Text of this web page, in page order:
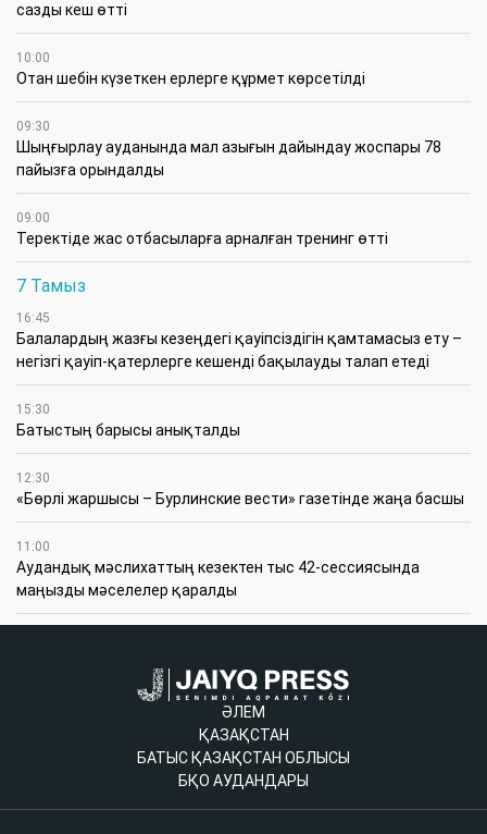
сазды кеш өтті
10:00
Отан шебін күзеткен ерлерге құрмет көрсетілді
09:30
​Шыңғырлау ауданында мал азығын дайындау жоспары 78
пайызға орындалды
09:00
​Теректіде жас отбасыларға арналған тренинг өтті
7 Тамыз
16:45
Балалардың жазғы кезеңдегі қауіпсіздігін қамтамасыз ету –
негізгі қауіп-қатерлерге кешенді бақылауды талап етеді
15:30
Батыстың барысы анықталды
12:30
«Бөрлі жаршысы – Бурлинские вести» газетінде жаңа басшы
11:00
Аудандық мәслихаттың кезектен тыс 42-сессиясында
маңызды мәселелер қаралды
ӘЛЕМ
ҚАЗАҚСТАН
БАТЫС ҚАЗАҚСТАН ОБЛЫСЫ
БҚО АУДАНДАРЫ